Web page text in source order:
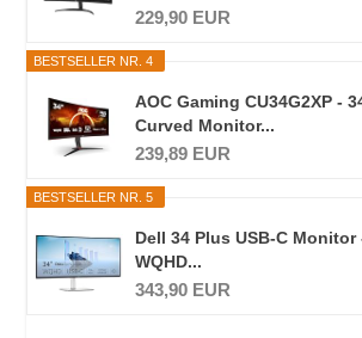
229,90 EUR
BESTSELLER NR. 4
AOC Gaming CU34G2XP -
Curved Monitor...
239,89 EUR
BESTSELLER NR. 5
Dell 34 Plus USB-C Monitor
WQHD...
343,90 EUR